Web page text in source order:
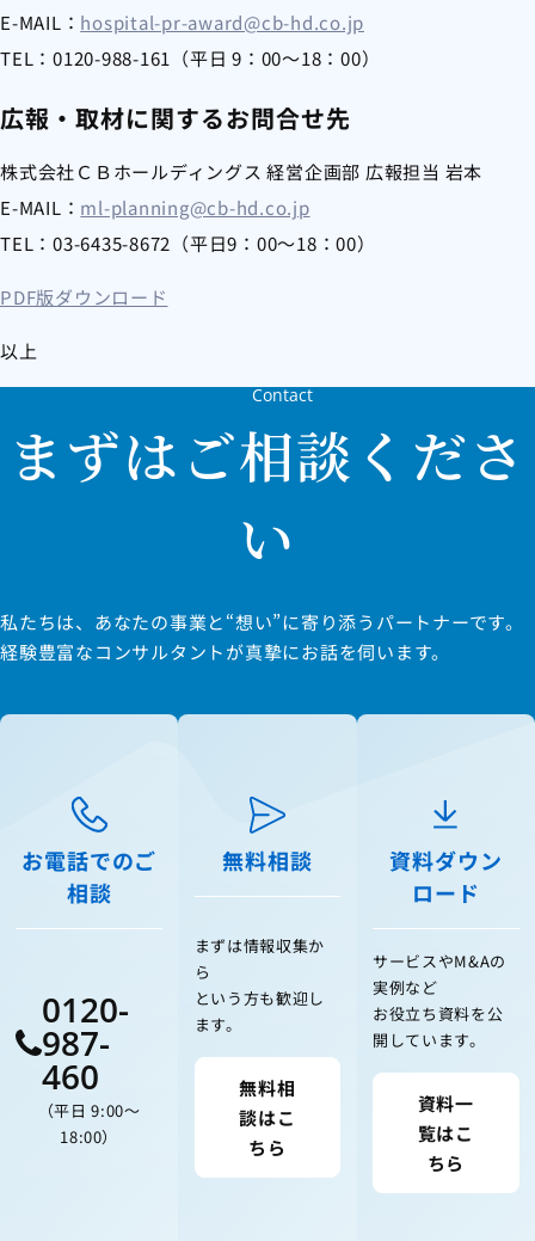
E-MAIL： hospital-pr-award@cb-hd.co.jp
TEL：0120-988-161（平日 9：00～18：00）
広報・取材に関するお問合せ先
株式会社ＣＢホールディングス 経営企画部 広報担当 岩本
E-MAIL： ml-planning@cb-hd.co.jp
TEL：03-6435-8672（平日9：00～18：00）
PDF版ダウンロード
以上
Contact
まずはご相談くださ
い
私たちは、あなたの事業と“想い”に寄り添うパートナーです。
経験豊富なコンサルタントが真摯にお話を伺います。
お電話でのご
相談
0120-
987-
460
（平日 9:00〜
18:00）
無料相談
まずは情報収集か
ら
という方も歓迎し
ます。
無料相
談はこ
ちら
資料ダウン
ロード
サービスやM&Aの
実例など
お役立ち資料を公
開しています。
資料一
覧はこ
ちら